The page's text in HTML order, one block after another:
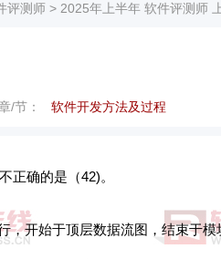
评测师 > 2025年上半年 软件评测师
/节： 软件开发方法及过程
正确的是（42)。
，开始于顶层数据流图，结束于模